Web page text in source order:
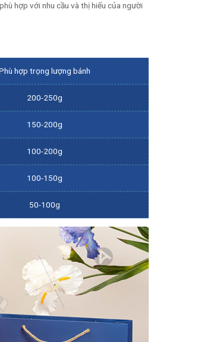
phù hợp với nhu cầu và thị hiếu của người
hợp trọng lượng bánh
200-250g
150-200g
100-200g
100-150g
50-100g